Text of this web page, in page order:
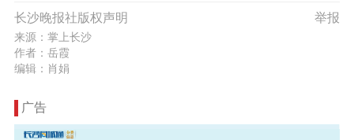
举报
长沙晚报社版权声明
来源：掌上长沙
作者：岳霞
编辑：肖娟
广告